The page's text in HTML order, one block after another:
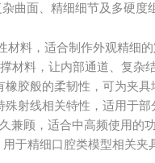
曲面、精细细节及多硬度
材料，适合制作外观精细的
材料，让内部通道、复杂
橡胶般的柔韧性，可为夹
殊射线相关特性，适用于
兼顾，适合中高频使用的功
用于精细口腔类模型相关夹